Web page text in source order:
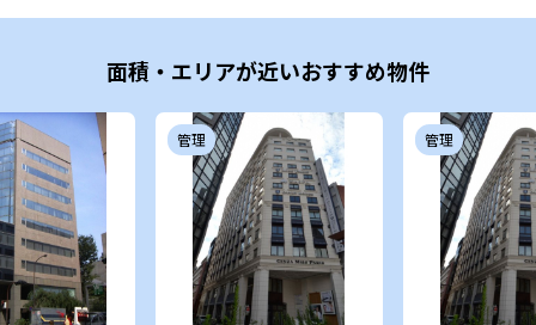
面積・エリアが近いおすすめ物件
管理 管理